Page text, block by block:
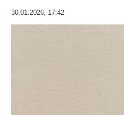
30.01.2026, 17:42